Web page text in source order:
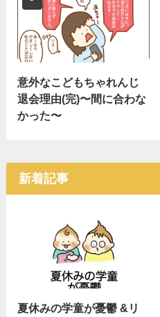
意外なこどもちゃれんじ
退会理由(完)〜間に合わな
かった〜
新着記事
夏休みの学童が憂鬱 &リ